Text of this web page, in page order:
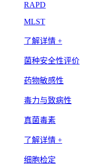
RAPD
MLST
了解详情 +
菌种安全性评价
药物敏感性
毒力与致病性
真菌毒素
了解详情 +
细胞检定